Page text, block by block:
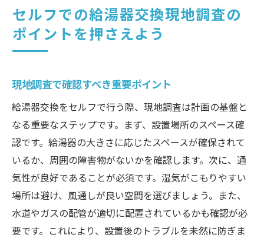
セルフでの給湯器交換現地調査の
ポイントを押さえよう
現地調査で確認すべき重要ポイント
給湯器交換をセルフで行う際、現地調査は計画の基盤と
なる重要なステップです。まず、設置場所のスペース確
認です。給湯器の大きさに応じたスペースが確保されて
いるか、周囲の障害物がないかを確認します。次に、通
気性が良好であることが必須です。湿気がこもりやすい
場所は避け、風通しが良い空間を選びましょう。また、
水道やガスの配管が適切に配置されているかも確認が必
要です。これにより、設置後のトラブルを未然に防ぎま